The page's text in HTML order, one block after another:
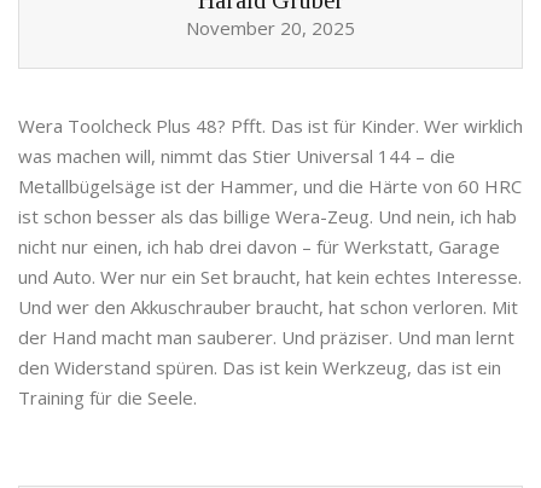
November 20, 2025
Wera Toolcheck Plus 48? Pfft. Das ist für Kinder. Wer wirklich
was machen will, nimmt das Stier Universal 144 – die
Metallbügelsäge ist der Hammer, und die Härte von 60 HRC
ist schon besser als das billige Wera-Zeug. Und nein, ich hab
nicht nur einen, ich hab drei davon – für Werkstatt, Garage
und Auto. Wer nur ein Set braucht, hat kein echtes Interesse.
Und wer den Akkuschrauber braucht, hat schon verloren. Mit
der Hand macht man sauberer. Und präziser. Und man lernt
den Widerstand spüren. Das ist kein Werkzeug, das ist ein
Training für die Seele.